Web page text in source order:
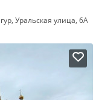
Уральская улица, 6А